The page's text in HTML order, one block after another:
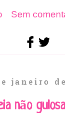
Sem
janeiro
não